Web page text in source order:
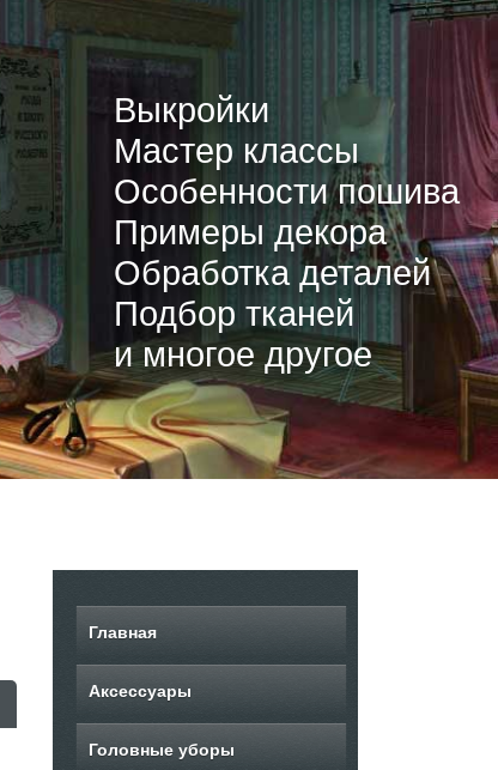
Выкройки
Мастер классы
Особенности пошива
Примеры декора
Обработка деталей
Подбор тканей
и многое другое
Главная
Аксессуары
Головные уборы